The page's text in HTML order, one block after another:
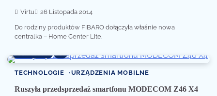
Virtu 26 Listopada 2014
Do rodziny produktów FIBARO dołączyła właśnie nowa
centralka – Home Center Lite.
TECHNOLOGIE URZĄDZENIA MOBILNE
Ruszyła przedsprzedaż smartfonu MODECOM Z46 X4